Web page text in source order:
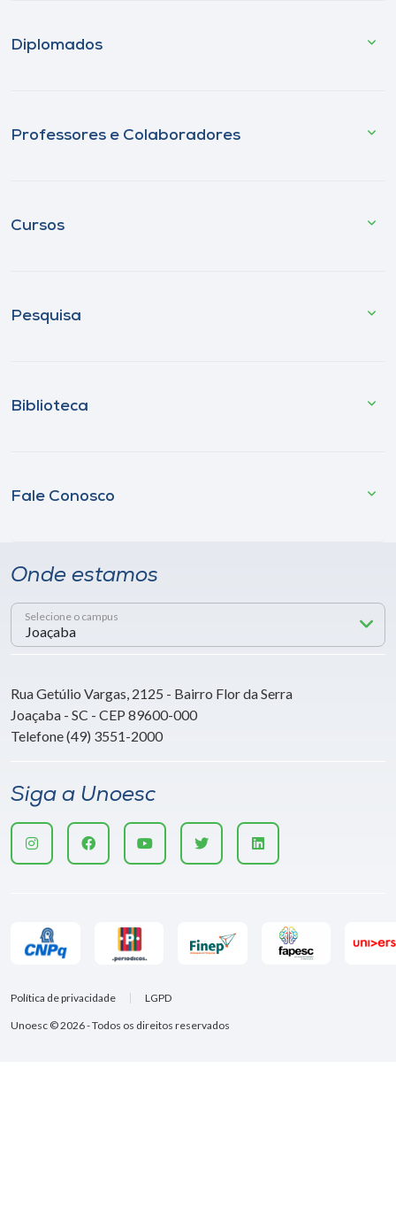
Diplomados
Professores e Colaboradores
Cursos
Pesquisa
Biblioteca
Fale Conosco
Onde estamos
Selecione o campus
Rua Getúlio Vargas, 2125 - Bairro Flor da Serra
Joaçaba - SC - CEP 89600-000
Telefone (49) 3551-2000
Siga a Unoesc
Unoesc © 2026 - Todos os direitos reservados
Política de privacidade LGPD